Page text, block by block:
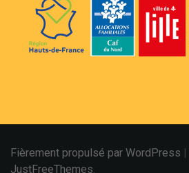
Fièrement propulsé par WordPress |
JustFreeThemes